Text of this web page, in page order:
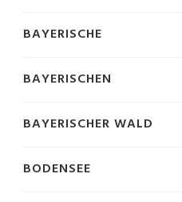
BAYERISCHE
BAYERISCHEN
BAYERISCHER WALD
BODENSEE